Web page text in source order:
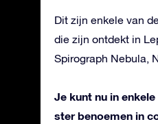
Dit zijn enkele van
die zijn ontdekt in
Spirograph Nebula,
Je kunt nu in
ster benoemen in